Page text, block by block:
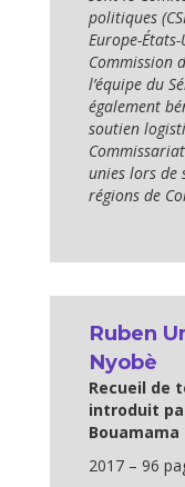
poli­tiques
Europe-
Commission
l’équipe du
également
soutien
unies lors de
régions de
Ruben
Nyobè
Recueil de
introduit
Bouamama
2017 – 96